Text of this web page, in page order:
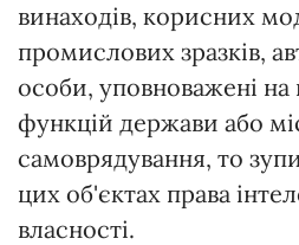
винаходів, корисних
промислових зразків,
особи, уповноважені на
функцій держави або
самоврядування, то
цих об'єктах права
власності.